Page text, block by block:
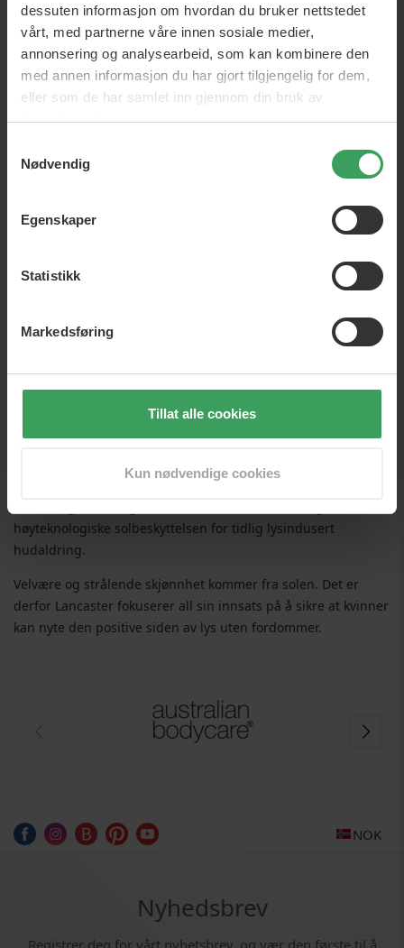
dessuten informasjon om hvordan du bruker nettstedet
vårt, med partnerne våre innen sosiale medier,
annonsering og analysearbeid, som kan kombinere den
med annen informasjon du har gjort tilgjengelig for dem,
eller som de har samlet inn gjennom din bruk av
tjenestene deres.
Nødvendig
Egenskaper
Statistikk
Markedsføring
Tillat alle cookies
Kun nødvendige cookies
Lancaster Youth Protection
Sun Clear & Tinted Stick
SPF50
Priskr 291,95
Lancaster Sun Beauty Body
Milk SPF 30
100 ML
Priskr 221,75
Legg i handlekurven
Lancaster
beskyttende solpleieløsninger for enhver hudtype og enhver
høyteknologiske solbeskyttelsen for tidlig lysindusert
hudaldring.
Velvære og strålende skjønnhet kommer fra solen. Det er
derfor Lancaster fokuserer all sin innsats på å sikre at kvinner
kan nyte den positive siden av lys uten fordommer.
NOK
Nyhedsbrev
Registrer deg for vårt nyhetsbrev, og vær den første til å